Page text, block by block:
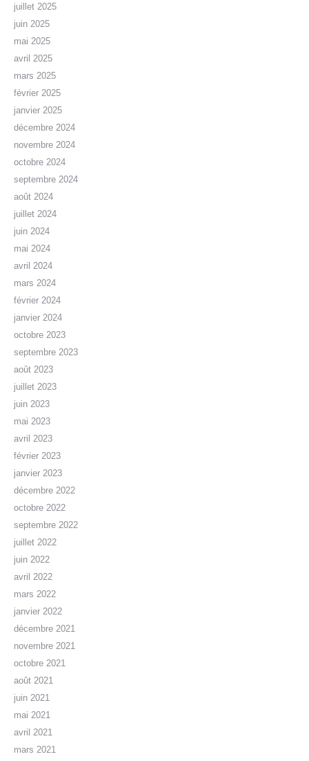
juillet 2025
juin 2025
mai 2025
avril 2025
mars 2025
février 2025
janvier 2025
décembre 2024
novembre 2024
octobre 2024
septembre 2024
août 2024
juillet 2024
juin 2024
mai 2024
avril 2024
mars 2024
février 2024
janvier 2024
octobre 2023
septembre 2023
août 2023
juillet 2023
juin 2023
mai 2023
avril 2023
février 2023
janvier 2023
décembre 2022
octobre 2022
septembre 2022
juillet 2022
juin 2022
avril 2022
mars 2022
janvier 2022
décembre 2021
novembre 2021
octobre 2021
août 2021
juin 2021
mai 2021
avril 2021
mars 2021